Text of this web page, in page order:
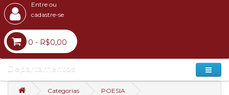
Entre ou
cadastre-se
0 - R$0,00
Departamentos
Categorias POESIA